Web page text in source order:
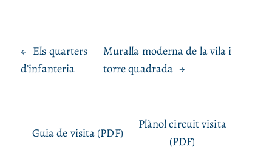
← Els quarters
d’infanteria
Muralla moderna de la vila i
torre quadrada →
Guia de visita (PDF)
Plànol circuit visita
(PDF)